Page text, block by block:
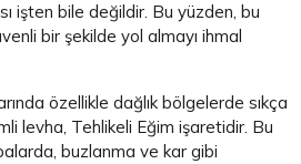
işten bile değildir. Bu yüzden, bu
bir şekilde yol almayı ihmal
özellikle dağlık bölgelerde sıkça
levha, Tehlikeli Eğim işaretidir. Bu
buzlanma ve kar gibi